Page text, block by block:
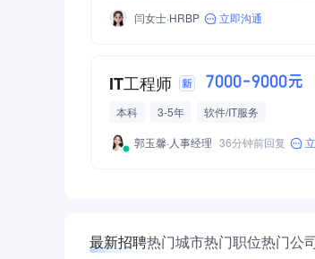
各项员工活动
闫女士·HRBP 立即沟通
IT工程师 7000-9000元
本科 3-5年
软件/IT服务
郭玉馨·人事经理 36分钟前回复
最新招聘热门城市热门职位热门公